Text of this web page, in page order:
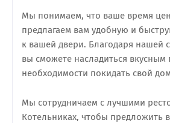
Мы понимаем, что ваше время
предлагаем вам удобную и
к вашей двери. Благодаря нашей
вы сможете насладиться вкусным
необходимости покидать свой
Мы сотрудничаем с лучшими
Котельниках, чтобы предложить